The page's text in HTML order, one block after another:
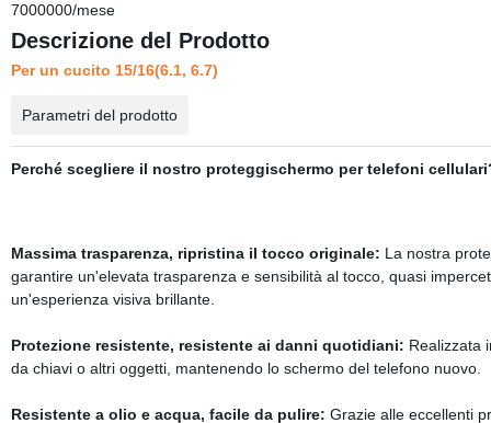
7000000/mese
Descrizione del Prodotto
Per un cucito 15/16(6.1, 6.7)
Parametri del prodotto
Perché scegliere il nostro proteggischermo per telefoni
Massima trasparenza, ripristina il tocco originale: La nostra
garantire un'elevata trasparenza e sensibilità al tocco, quasi
un'esperienza visiva brillante.
Protezione resistente, resistente ai danni quotidiani: Realizzata
da chiavi o altri oggetti, mantenendo lo schermo del telefono nuovo.
Resistente a olio e acqua, facile da pulire: Grazie alle eccellenti